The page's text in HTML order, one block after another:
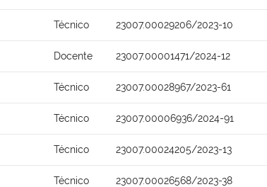
Técnico 23007.00029206/2023-10
Docente 23007.00001471/2024-12
Técnico 23007.00028967/2023-61
Técnico 23007.00006936/2024-91
Técnico 23007.00024205/2023-13
Técnico 23007.00026568/2023-38